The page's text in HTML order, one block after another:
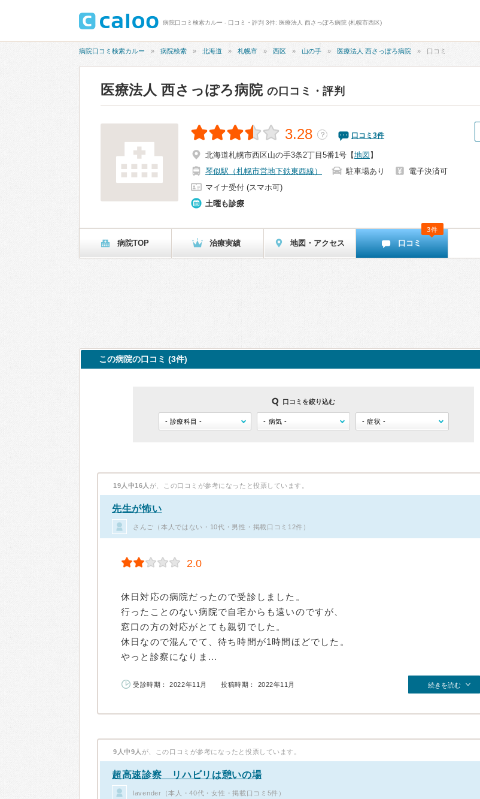
病院口コミ検索カルー - 口コミ・評判 3件: 医療法人 西さっぽろ病院 (札幌市西区)
病院口コミ検索カルー 病院検索 北海道 札幌市 西区 山の手 医療法人 西さっぽろ病院 口コミ
医療法人 西さっぽろ病院 の口コミ・評判
3.28 ？ 口コミ 3件
北海道札幌市西区山の手3条2丁目5番1号 【地図 】
琴似駅（札幌市営地下鉄東西線）
駐車場あり
電子決済可
マイナ受付 (スマホ可)
土曜も診療
病院TOP 治療実績 地図・アクセス 口コミ
3件
この病院の口コミ (3件)
口コミを絞り込む
19人中16人 が、この口コミが参考になったと投票しています。
先生が怖い
さんご（本人ではない・10代・男性・掲載口コミ12件）
2.0
休日対応の病院だったので受診しました。
行ったことのない病院で自宅からも遠いのですが、
窓口の方の対応がとても親切でした。
休日なので混んでて、待ち時間が1時間ほどでした。
やっと診察になりま...
受診時期： 2022年11月 投稿時期： 2022年11月 続きを読む
9人中9人 が、この口コミが参考になったと投票しています。
超高速診察 リハビリは憩いの場
lavender（本人・40代・女性・掲載口コミ5件）